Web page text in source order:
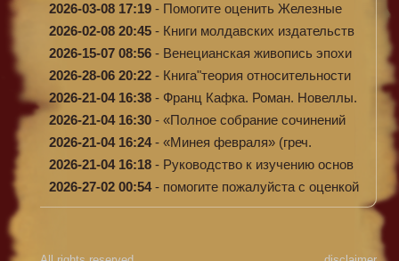
2026-03-08 17:19 - Помогите оценить Железные
доро...
2026-02-08 20:45 - Книги молдавских издательств
2026-15-07 08:56 - Венецианская живопись эпохи
Во...
2026-28-06 20:22 - Книга"теория относительности
и...
2026-21-04 16:38 - Франц Кафка. Роман. Новеллы.
П...
2026-21-04 16:30 - «Полное собрание сочинений
А.Н...
2026-21-04 16:24- «Минея февраля» (греч.
Μηναίον...
2026-21-04 16:18 - Руководство к изучению основ
к...
2026-27-02 00:54- помогите пожалуйста с оценкой
...